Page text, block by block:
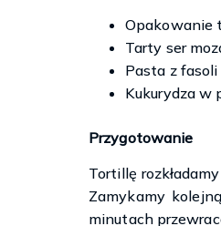
Opakowanie
Tarty ser
Pasta z fasoli
Kukurydza w
Przygotowanie
Tortillę
Zamykamy
minutach